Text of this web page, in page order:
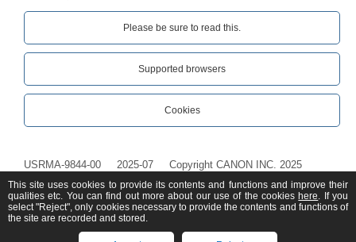
Please be sure to read this.‎
Supported browsers
Cookies
USRMA-9844-00 2025-07 Copyright CANON INC. 2025
This site uses cookies to provide its contents and functions and improve their
qualities etc. You can find out more about our use of the cookies here. If you
select "Reject", only cookies necessary to provide the contents and functions of
the site are recorded and stored.